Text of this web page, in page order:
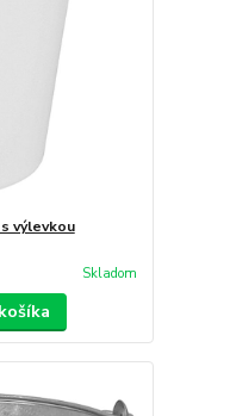
výlevkou
Skladom